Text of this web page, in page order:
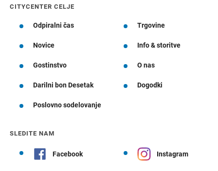
CITYCENTER CELJE
Odpiralni čas Trgovine
Novice Info & storitve
Gostinstvo O nas
Darilni bon Desetak Dogodki
Poslovno sodelovanje
SLEDITE NAM
Facebook Instagram